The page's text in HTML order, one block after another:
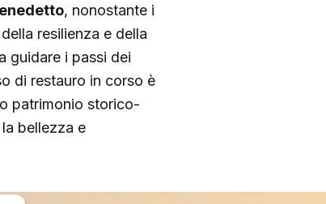
, nonostante i
resilienza e della
guidare i passi dei
di restauro in corso è
patrimonio storico-
bellezza e